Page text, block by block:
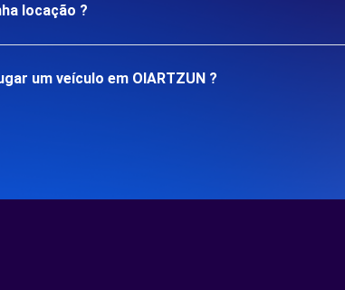
locação ?
um veículo em OIARTZUN ?